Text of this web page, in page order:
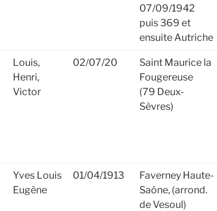
07/09/1942
puis 369 et
ensuite Autriche
Louis,
Henri,
Victor
02/07/20
Saint Maurice la
Fougereuse
(79 Deux-
Sèvres)
Yves Louis
Eugène
01/04/1913
Faverney Haute-
Saône, (arrond.
de Vesoul)